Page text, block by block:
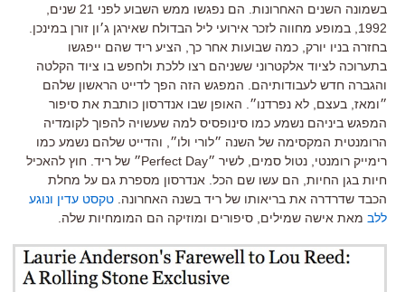
בשמונה השנים האחרונות. הם נפגשו ממש השבוע לפני 21 שנים,
1992, במופע מחווה לזכר אירועי ליל הבדולח שאירגן ג׳ון זורן במינכן.
בחזרה בניו יורק, כמה שבועות אחר כך, הציע ריד שהם ייפגשו
בתערוכה לציוד אלקטרוני ששניהם רצו ללכת ולחפש בו ציוד הקלטה
והגברה חדש לעבודותיהם. המפגש הזה הפך לדייט הראשון שלהם
״ומאז, בעצם, לא נפרדנו״. האופן שבו אנדרסון כותבת את סיפור
המפגש ביניהם נשמע כמו סינופסיס למה שעשויה להפוך לקומדיה
הרומנטית המקסימה של השנה ״לורי ולו״, והדייט שלהם נשמע כמו
רימייק רומנטי, נטול סמים, לשיר ״Perfect Day״ של ריד. חוץ להאכיל
חיות בגן החיות, הם עשו שם הכל. אנדרסון מספרת גם על מחלת
הכבד שדרדרה את בריאותו של ריד בשנה האחרונה. טקסט עדין ונוגע
ללב מאת אישה שמילים, סיפורים ומוזיקה הם המומחיות שלה.